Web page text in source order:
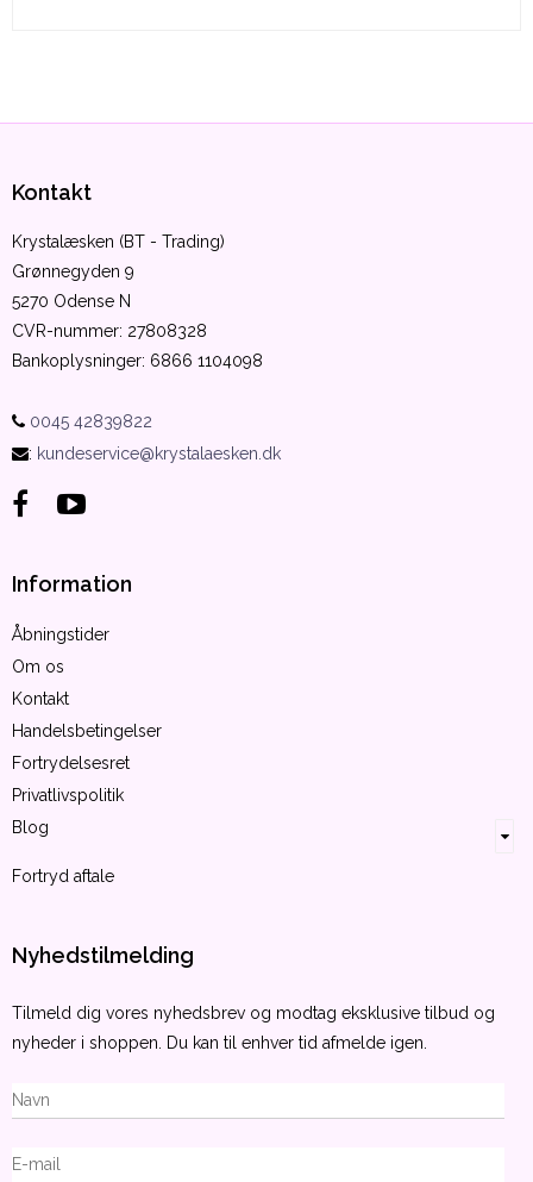
Kontakt
Krystalæsken (BT - Trading)
Grønnegyden 9
5270 Odense N
CVR-nummer: 27808328
Bankoplysninger: 6866 1104098
0045 42839822
: kundeservice@krystalaesken.dk
Information
Åbningstider
Om os
Kontakt
Handelsbetingelser
Fortrydelsesret
Privatlivspolitik
Blog
Fortryd aftale
Nyhedstilmelding
Tilmeld dig vores nyhedsbrev og modtag eksklusive tilbud og
nyheder i shoppen. Du kan til enhver tid afmelde igen.